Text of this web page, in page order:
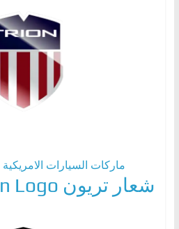
ماركات السيارات الامريكية
شعار تريون Trion Logo